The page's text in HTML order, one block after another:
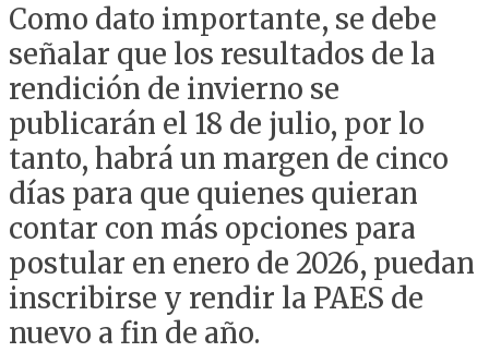
Como dato importante, se debe
señalar que los resultados de la
rendición de invierno se
publicarán el 18 de julio, por lo
tanto, habrá un margen de cinco
días para que quienes quieran
contar con más opciones para
postular en enero de 2026, puedan
inscribirse y rendir la PAES de
nuevo a fin de año.